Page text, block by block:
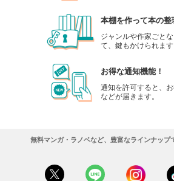
本棚を作って本の整
ジャンルや作家ごと
て、鍵もかけられます
お得な通知機能！
通知を許可すると、
などが届きます。
無料マンガ・ラノベなど、豊富なラインナップ